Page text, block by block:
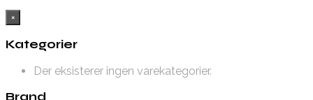
×
Kategorier
Der eksisterer ingen varekategorier.
Brand